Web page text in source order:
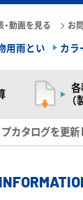
・動画を見る お
用雨とい カラ
各
カタログを更新